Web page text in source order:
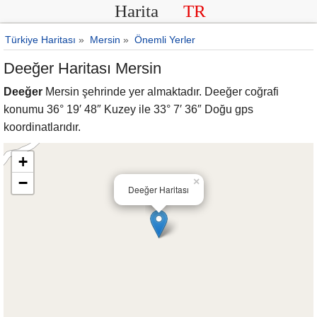
Harita TR
Türkiye Haritası » Mersin » Önemli Yerler
Deeğer Haritası Mersin
Deeğer Mersin şehrinde yer almaktadır. Deeğer coğrafi
konumu 36° 19′ 48″ Kuzey ile 33° 7′ 36″ Doğu gps
koordinatlarıdır.
Deeğer Haritası
×
+
−